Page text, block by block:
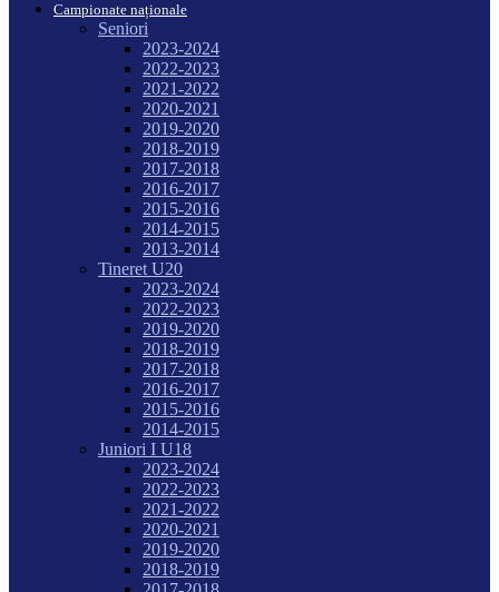
Campionate naționale
Seniori
2023-2024
2022-2023
2021-2022
2020-2021
2019-2020
2018-2019
2017-2018
2016-2017
2015-2016
2014-2015
2013-2014
Tineret U20
2023-2024
2022-2023
2019-2020
2018-2019
2017-2018
2016-2017
2015-2016
2014-2015
Juniori I U18
2023-2024
2022-2023
2021-2022
2020-2021
2019-2020
2018-2019